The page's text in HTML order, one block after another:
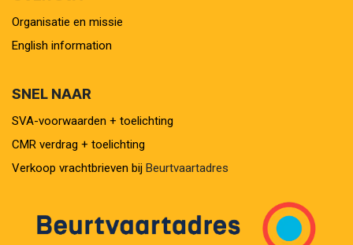
Organisatie en missie
English information
SNEL NAAR
SVA-voorwaarden + toelichting
CMR verdrag + toelichting
Verkoop vrachtbrieven bij Beurtvaartadres